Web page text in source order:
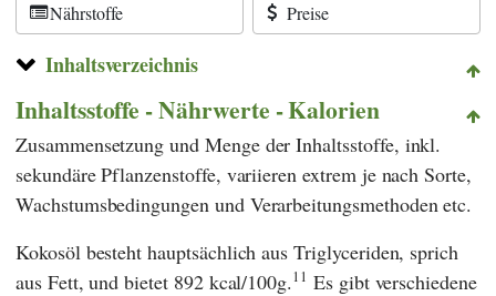
Nährstoffe
Preise
Inhaltsverzeichnis
Inhaltsstoffe - Nährwerte - Kalorien
Zusammensetzung und Menge der Inhaltsstoffe, inkl.
sekundäre Pflanzenstoffe, variieren extrem je nach Sorte,
Wachstumsbedingungen und Verarbeitungsmethoden etc.
Kokosöl besteht hauptsächlich aus Triglyceriden, sprich
aus Fett, und bietet 892 kcal/100g.11 Es gibt verschiedene